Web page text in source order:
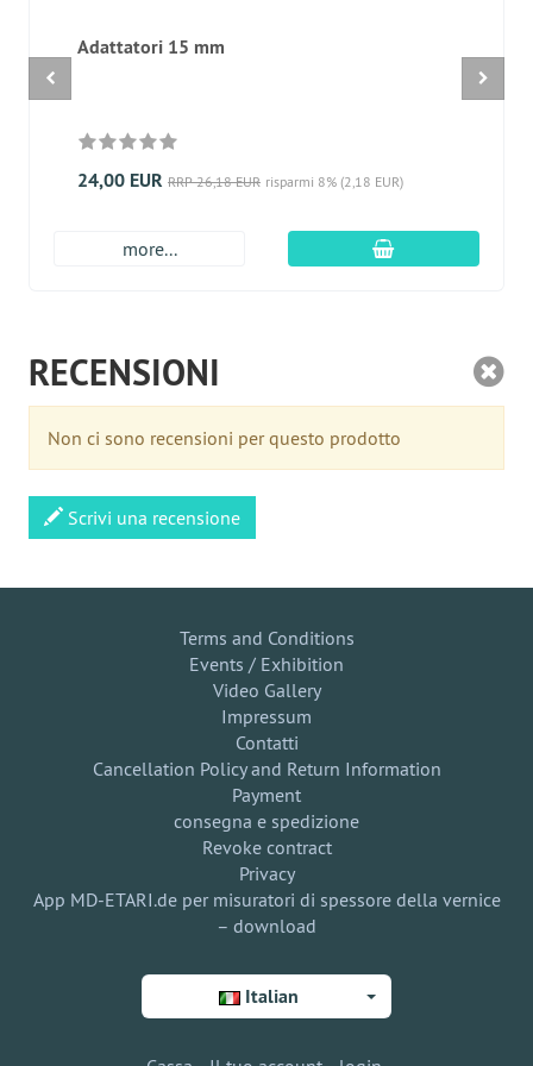
Adattatori 15 mm
24,00 EUR RRP 26,18 EUR risparmi 8% (2,18 EUR)
more... aggiungi al
RECENSIONI
Non ci sono recensioni per questo prodotto
Scrivi una recensione
Terms and Conditions
Events / Exhibition
Video Gallery
Impressum
Contatti
Cancellation Policy and Return Information
Payment
consegna e spedizione
Revoke contract
Privacy
App MD-ETARI.de per misuratori di spessore della vernice
– download
Italian